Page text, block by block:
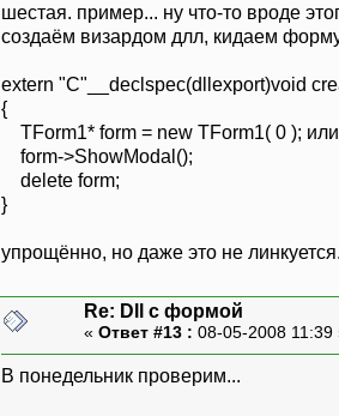
шестая. пример... ну что-то вроде
создаём визардом длл, кидаем
extern "C"__declspec(dllexport)void
{
TForm1* form = new TForm1( 0 );
form->ShowModal();
delete form;
}
упрощённо, но даже это не
Re: Dll с формой
« Ответ #13 : 08-05-2008
В понедельник проверим...